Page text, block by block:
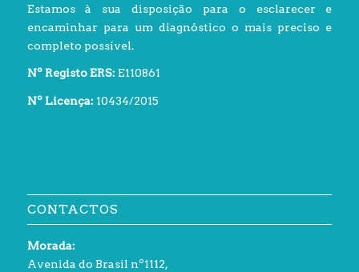
Estamos à sua disposição para o esclarecer e
encaminhar para um diagnóstico o mais preciso e
completo possível.
Nº Registo ERS: E110861
Nº Licença: 10434/2015
CONTACTOS
Morada:
Avenida do Brasil nº1112,